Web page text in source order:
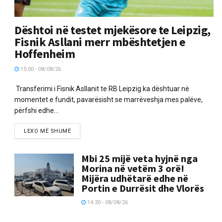
Dështoi në testet mjekësore te Leipzig,
Fisnik Asllani merr mbështetjen e
Hoffenheim
15:00 - 08/08/26
Transferimi i Fisnik Asllanit te RB Leipzig ka dështuar në
momentet e fundit, pavarësisht se marrëveshja mes palëve,
përfshi edhe...
LEXO MË SHUMË
Mbi 25 mijë veta hyjnë nga
Morina në vetëm 3 orë!
Mijëra udhëtarë edhe në
Portin e Durrësit dhe Vlorës
14:30 - 08/08/26